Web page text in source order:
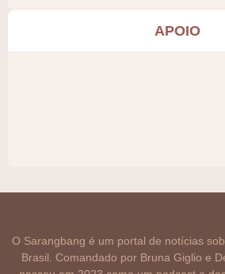
APOIO
O Sarangbang é um portal de notícias
Brasil. Comandado por Bruna Giglio e